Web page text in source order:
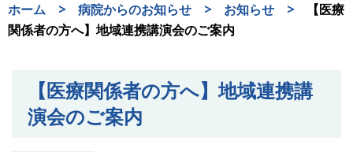
ッ
プ
ホーム > 病院からのお知らせ > お知らせ >
【医療
関係者の方へ】地域連携講演会のご案内
【医療関係者の方へ】地域連携講
演会のご案内